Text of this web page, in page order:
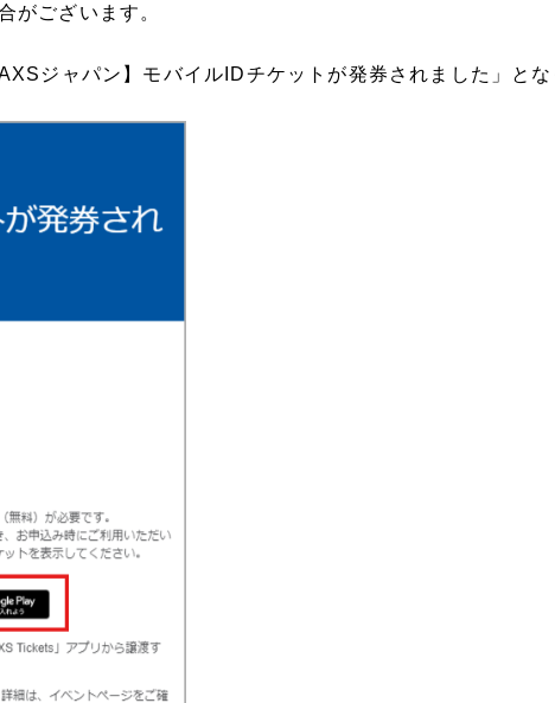
がございます。
ジャパン】モバイルIDチケットが発券されました」とな